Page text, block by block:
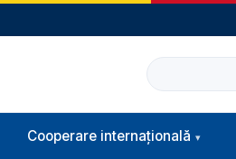
Caută
Cooperare internațională